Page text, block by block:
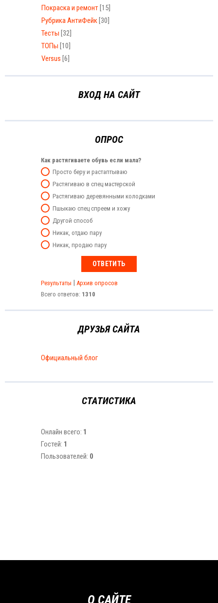
Покраска и ремонт [15]
Рубрика АнтиФейк [30]
Тесты [32]
ТОПы [10]
Versus [6]
ВХОД НА САЙТ
ОПРОС
Как растягиваете обувь если мала?
Просто беру и растаптываю
Растягиваю в спец мастерской
Растягиваю деревянными колодками
Пшыкаю спец спреем и хожу
Другой способ
Никак, отдаю пару
Никак, продаю пару
Результаты | Архив опросов
Всего ответов: 1310
ДРУЗЬЯ САЙТА
Официальный блог
СТАТИСТИКА
Онлайн всего: 1
Гостей: 1
Пользователей: 0
О САЙТЕ